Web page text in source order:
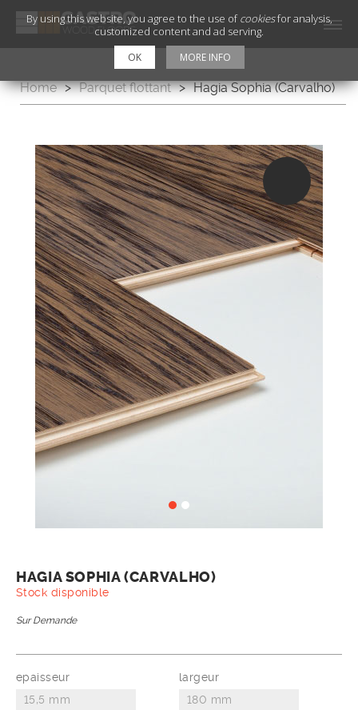
Home > Parquet flottant > Hagia Sophia (Carvalho)
HAGIA SOPHIA (CARVALHO)
Stock disponible
Sur Demande
epaisseur largeur
By using this website, you agree to the use ofcookiesfor analysis,
customized content and ad serving.
OK MORE INFO